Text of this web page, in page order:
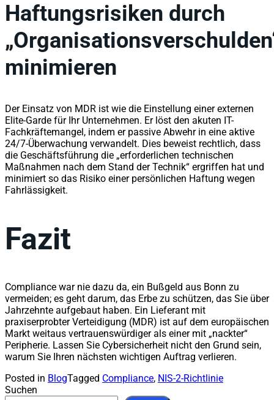
Haftungsrisiken durch
minimieren
Der Einsatz von MDR ist wie die Einstellung einer externen
Elite-Garde für Ihr Unternehmen. Er löst den akuten IT-
Fachkräftemangel, indem er passive Abwehr in eine aktive
24/7-Überwachung verwandelt. Dies beweist rechtlich, dass
die Geschäftsführung die „erforderlichen technischen
Maßnahmen nach dem Stand der Technik“ ergriffen hat und
minimiert so das Risiko einer persönlichen Haftung wegen
Fahrlässigkeit.
Fazit
Compliance war nie dazu da, ein Bußgeld aus Bonn zu
vermeiden; es geht darum, das Erbe zu schützen, das Sie über
Jahrzehnte aufgebaut haben. Ein Lieferant mit
praxiserprobter Verteidigung (MDR) ist auf dem europäischen
Markt weitaus vertrauenswürdiger als einer mit „nackter“
Peripherie. Lassen Sie Cybersicherheit nicht den Grund sein,
warum Sie Ihren nächsten wichtigen Auftrag verlieren.
Posted in BlogTagged Compliance, NIS-2-Richtlinie
Suchen